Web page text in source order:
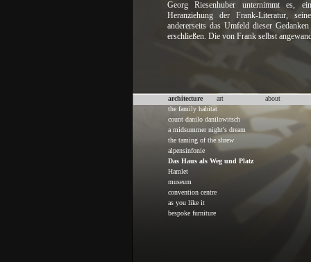
Georg Riesenhuber unternimmt es,
Heranziehung der Frank-Literatur,
andererseits das Umfeld dieser
erschließen. Die von Frank selbst
architecture
the family habitat
count danilo danilowitsch
a midsummer night's dream
the taming of the shrew
alpensinfonie
Das Haus als Weg und Platz
Hamlet
museum
convention centre
as you like it
bespoke furniture
art about